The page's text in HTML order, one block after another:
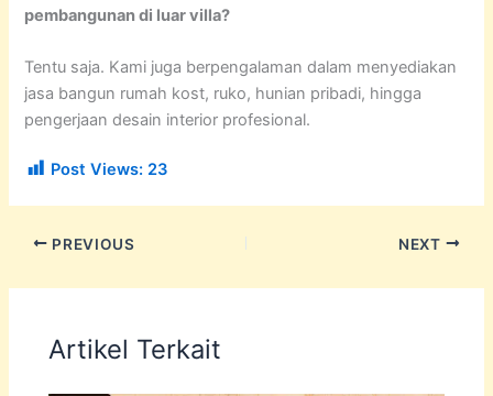
pembangunan di luar villa?
Tentu saja. Kami juga berpengalaman dalam menyediakan
jasa bangun rumah kost, ruko, hunian pribadi, hingga
pengerjaan desain interior profesional.
Post Views: 23
PREVIOUS NEXT
Artikel Terkait